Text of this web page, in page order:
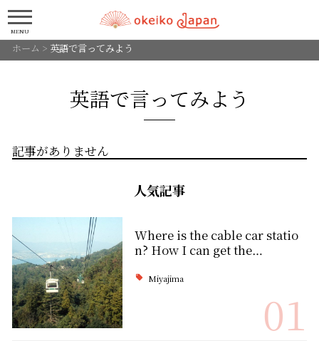
MENU
ホーム > 英語で言ってみよう
英語で言ってみよう
記事がありません
人気記事
Where is the cable car statio
n? How I can get the…
Miyajima
01